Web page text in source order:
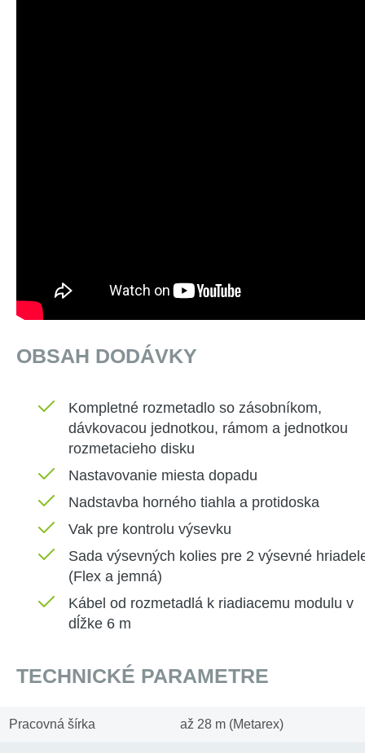
OBSAH DODÁVKY
Kompletné rozmetadlo so zásobníkom,
dávkovacou jednotkou, rámom a jednotkou
rozmetacieho disku
Nastavovanie miesta dopadu
Nadstavba horného tiahla a protidoska
Vak pre kontrolu výsevku
Sada výsevných kolies pre 2 výsevné
(Flex a jemná)
Kábel od rozmetadlá k riadiacemu modulu v
dĺžke 6 m
TECHNICKÉ PARAMETRE
Pracovná šírka až 28 m (Metarex)